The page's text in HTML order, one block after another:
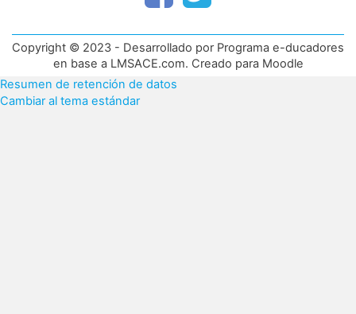
Copyright © 2023 - Desarrollado por Programa e-ducadores
en base a LMSACE.com. Creado para Moodle
Resumen de retención de datos
Cambiar al tema estándar